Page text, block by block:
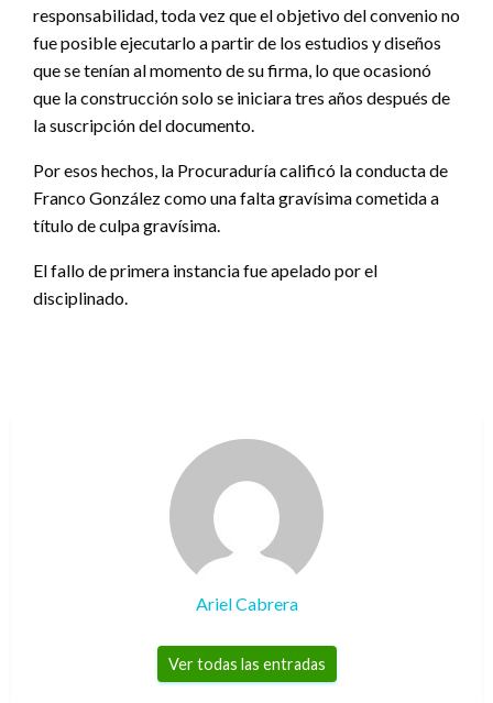
responsabilidad, toda vez que el objetivo del convenio no
fue posible ejecutarlo a partir de los estudios y diseños
que se tenían al momento de su firma, lo que ocasionó
que la construcción solo se iniciara tres años después de
la suscripción del documento.
Por esos hechos, la Procuraduría calificó la conducta de
Franco González como una falta gravísima cometida a
título de culpa gravísima.
El fallo de primera instancia fue apelado por el
disciplinado.
Ariel Cabrera
Ver todas las entradas